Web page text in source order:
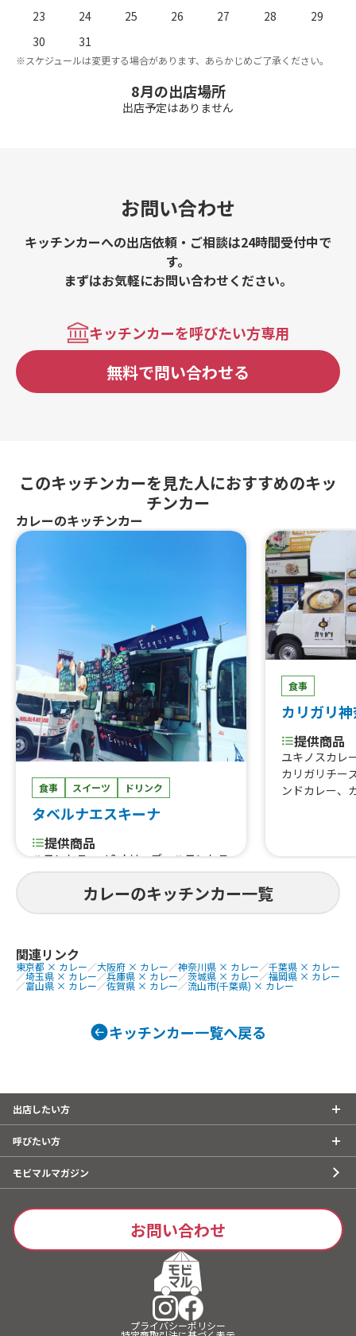
23
24 25 26 27 28
29
30
31
※スケジュールは変更する場合があります、あらかじめご了承ください。
8月の出店場所
出店予定はありません
お問い合わせ
キッチンカーへの出店依頼・ご相談は24時間受付中で
す。
まずはお気軽にお問い合わせください。
キッチンカーを呼びたい方専用
無料で問い合わせる
このキッチンカーを見た人におすすめのキッ
チンカー
カレーのキッチンカー
食事 スイーツ ドリンク
タベルナエスキーナ
提供商品
ハモンセラーノ&オリーブ、ハモンセラ
ーノのバゲットサンド、タコス、自家
製シロップソーダ、USオーガニック&
ス、サーモンとたっぷり野菜のクリー
ムシチューライス、真鱈のココナッツ
カレー、サーモンとアボカドのポキラ
レー、USオーガニックポークの自家製
ベーコンカレー、手作りシロップのふ
ヒー、チュロス、チリコンカンのタコ
ライス、たっぷりキノコのバターチキ
ンカレー
食事
カリガリ
提供商品
ユキノスカレ
カリガリチー
ンドカレー、
カレーのキッチンカー一覧
関連リンク
東京都 × カレー／大阪府 × カレー／神奈川県 × カレー／千葉県 × カレー
／埼玉県 × カレー／兵庫県 × カレー／茨城県 × カレー／福岡県 × カレー
／富山県 × カレー／佐賀県 × カレー／流山市(千葉県) × カレー
キッチンカー一覧へ戻る
出店したい方
呼びたい方
モビマルマガジン
お問い合わせ
プライバシーポリシー